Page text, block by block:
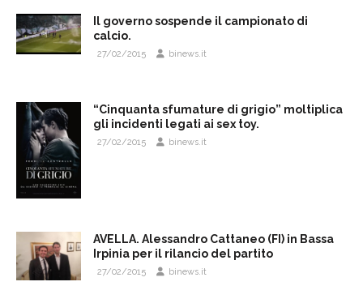
Il governo sospende il campionato di
calcio.
27/02/2015 binews.it
“Cinquanta sfumature di grigio” moltiplica
gli incidenti legati ai sex toy.
27/02/2015 binews.it
AVELLA. Alessandro Cattaneo (FI) in Bassa
Irpinia per il rilancio del partito
27/02/2015 binews.it